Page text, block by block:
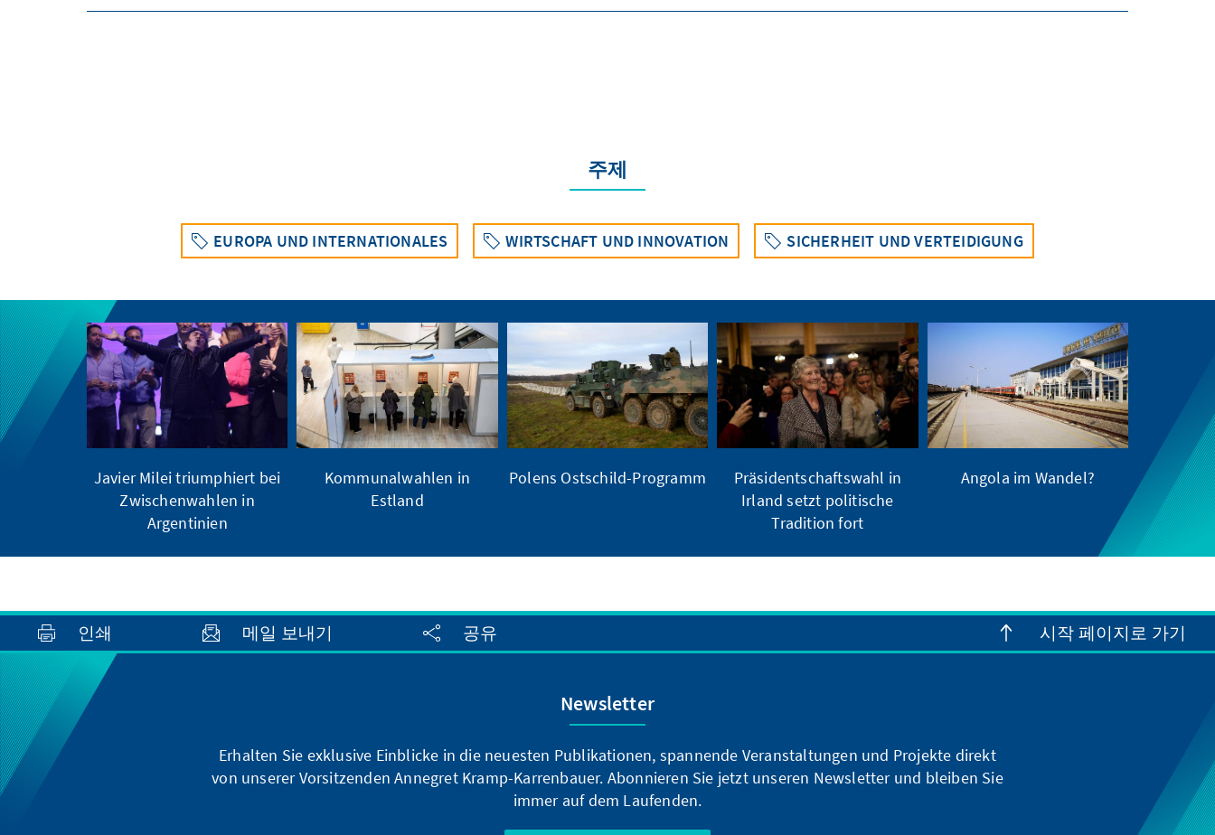
주제
EUROPA UND INTERNATIONALES WIRTSCHAFT UND INNOVATION SICHERHEIT UND VERTEIDIGUNG
Javier Milei triumphiert bei
Zwischenwahlen in
Argentinien
Kommunalwahlen in
Estland
Polens Ostschild-Programm
Präsidentschaftswahl in
Irland setzt politische
Tradition fort
Angola im Wandel?
인쇄 메일 보내기 공유 시작 페이지로 가기
Newsletter
Erhalten Sie exklusive Einblicke in die neuesten Publikationen, spannende Veranstaltungen und Projekte direkt
von unserer Vorsitzenden Annegret Kramp-Karrenbauer. Abonnieren Sie jetzt unseren Newsletter und bleiben Sie
immer auf dem Laufenden.